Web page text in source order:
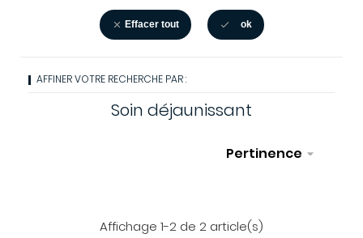
 Effacer tout  ok
AFFINER VOTRE RECHERCHE PAR :
Soin déjaunissant
Pertinence 
Affichage 1-2 de 2 article(s)